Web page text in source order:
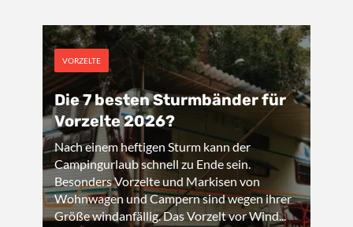
VORZELTE
Die 7 besten Sturmbänder für
Vorzelte 2026?
Nach einem heftigen Sturm kann der
Campingurlaub schnell zu Ende sein.
Besonders Vorzelte und Markisen von
Wohnwagen und Campern sind wegen ihrer
Größe windanfällig. Das Vorzelt vor Wind...